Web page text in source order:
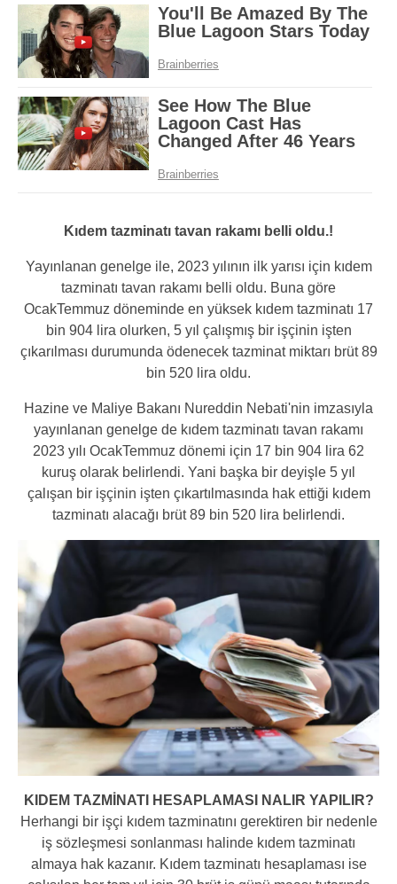
Kıdem tazminatı tavan rakamı belli oldu.!
Yayınlanan genelge ile, 2023 yılının ilk yarısı için kıdem
tazminatı tavan rakamı belli oldu. Buna göre
OcakTemmuz döneminde en yüksek kıdem tazminatı 17
bin 904 lira olurken, 5 yıl çalışmış bir işçinin işten
çıkarılması durumunda ödenecek tazminat miktarı brüt 89
bin 520 lira oldu.
Hazine ve Maliye Bakanı Nureddin Nebati'nin imzasıyla
yayınlanan genelge de kıdem tazminatı tavan rakamı
2023 yılı OcakTemmuz dönemi için 17 bin 904 lira 62
kuruş olarak belirlendi. Yani başka bir deyişle 5 yıl
çalışan bir işçinin işten çıkartılmasında hak ettiği kıdem
tazminatı alacağı brüt 89 bin 520 lira belirlendi.
KIDEM TAZMİNATI HESAPLAMASI NALIR YAPILIR?
Herhangi bir işçi kıdem tazminatını gerektiren bir nedenle
iş sözleşmesi sonlanması halinde kıdem tazminatı
almaya hak kazanır. Kıdem tazminatı hesaplaması ise